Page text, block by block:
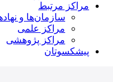
مراکز مرتبط
سازمان‌ها و
مراکز علمی
مراکز پژوهشی
پیشکسوتان